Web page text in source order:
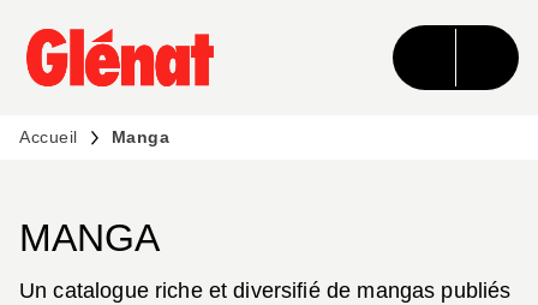
MENU RECHERCHE CONTENU
PIED DE PAGE
Accueil Manga
MANGA
Un catalogue riche et diversifié de mangas publiés